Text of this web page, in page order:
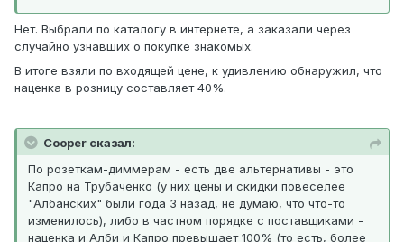
Нет. Выбрали по каталогу в интернете, а заказали через
случайно узнавших о покупке знакомых.
В итоге взяли по входящей цене, к удивлению обнаружил, что
наценка в розницу составляет 40%.
Cooper сказал:
По розеткам-диммерам - есть две альтернативы - это
Капро на Трубаченко (у них цены и скидки повеселее
"Албанских" были года 3 назад, не думаю, что что-то
изменилось), либо в частном порядке с поставщиками -
наценка и Алби и Капро превышает 100% (то есть, более